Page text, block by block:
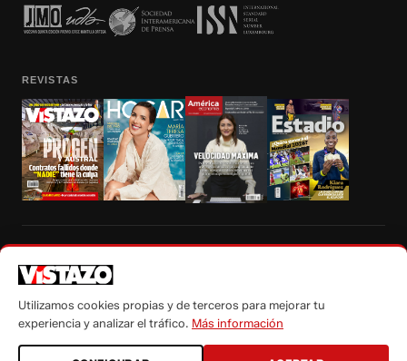
REVISTAS
autorización escrita de su titular, de todos los contenidos de Vistazo.com.
Utilizamos cookies propias y de terceros para mejorar tu
experiencia y analizar el tráfico. Más información